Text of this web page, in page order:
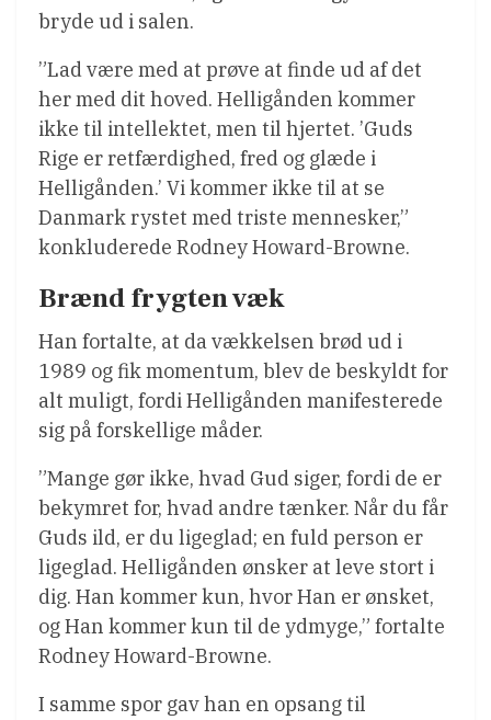
bryde ud i salen.
”Lad være med at prøve at finde ud af det
her med dit hoved. Helligånden kommer
ikke til intellektet, men til hjertet. ’Guds
Rige er retfærdighed, fred og glæde i
Helligånden.’ Vi kommer ikke til at se
Danmark rystet med triste mennesker,”
konkluderede Rodney Howard-Browne.
Brænd frygten væk
Han fortalte, at da vækkelsen brød ud i
1989 og fik momentum, blev de beskyldt for
alt muligt, fordi Helligånden manifesterede
sig på forskellige måder.
”Mange gør ikke, hvad Gud siger, fordi de er
bekymret for, hvad andre tænker. Når du får
Guds ild, er du ligeglad; en fuld person er
ligeglad. Helligånden ønsker at leve stort i
dig. Han kommer kun, hvor Han er ønsket,
og Han kommer kun til de ydmyge,” fortalte
Rodney Howard-Browne.
I samme spor gav han en opsang til